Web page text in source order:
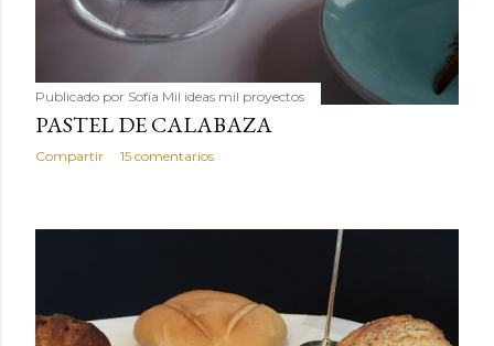
Publicado por Sofía Mil ideas mil proyectos
PASTEL DE CALABAZA
Compartir 15 comentarios